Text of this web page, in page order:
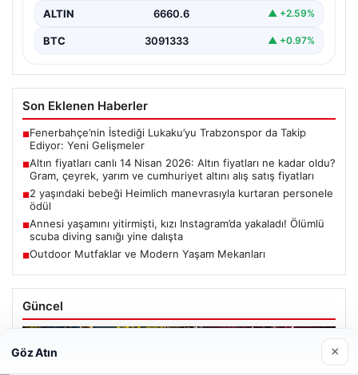
ALTIN 6660.6 ▲ +2.59%
BTC 3091333 ▲ +0.97%
Son Eklenen Haberler
■Fenerbahçe’nin İstediği Lukaku’yu Trabzonspor da Takip
Ediyor: Yeni Gelişmeler
■Altın fiyatları canlı 14 Nisan 2026: Altın fiyatları ne kadar oldu?
Gram, çeyrek, yarım ve cumhuriyet altını alış satış fiyatları
■2 yaşındaki bebeği Heimlich manevrasıyla kurtaran personele
ödül
■Annesi yaşamını yitirmişti, kızı Instagram’da yakaladı! Ölümlü
scuba diving sanığı yine dalışta
■Outdoor Mutfaklar ve Modern Yaşam Mekanları
Güncel
Göz Atın ×